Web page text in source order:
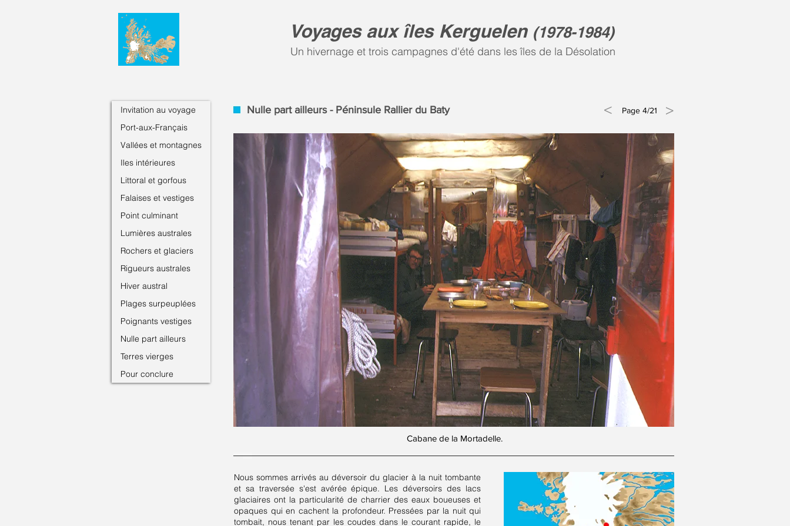
Voyages aux îles Kerguelen (1978-1984)
Un hivernage et trois campagnes d'été dans les îles de la Désolation
Invitation au voyage
Port-aux-Français
Vallées et montagnes
Iles intérieures
Littoral et gorfous
Falaises et vestiges
Point culminant
Lumières australes
Rochers et glaciers
Rigueurs australes
Hiver austral
Plages surpeuplées
Poignants vestiges
Nulle part ailleurs
Terres vierges
Pour conclure
Nulle part ailleurs - Péninsule Rallier du Baty Page 4/21 >
<
Cabane de la Mortadelle.
Nous sommes arrivés au déversoir du glacier à la nuit tombante
et sa traversée s'est avérée épique. Les déversoirs des lacs
glaciaires ont la particularité de charrier des eaux boueuses et
opaques qui en cachent la profondeur. Pressées par la nuit qui
tombait, nous tenant par les coudes dans le courant rapide, le